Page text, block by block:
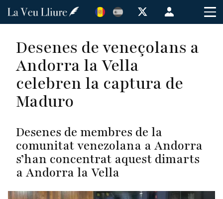
Vés
Menú
de
de
Desenes de veneçolans a
Andorra la Vella
celebren la captura de
Maduro
Desenes de membres de la
comunitat venezolana a Andorra
s’han concentrat aquest dimarts
a Andorra la Vella